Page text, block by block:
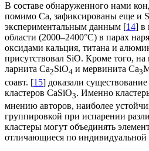
В составе обнаруженного нами
помимо Ca, зафиксированы еще и
экспериментальным данным [14] в
области (2000–2400°С) в парах
оксидами кальция, титана и
присутствовал SiO. Кроме того,
ларнита Ca2SiO4 и мервинита Ca3
соавт. [15] доказали
кластеров CaSiO3. Именно
мнению авторов, наиболее
группировкой при испарении
кластеры могут объединять
отличающиеся по индивидуальной